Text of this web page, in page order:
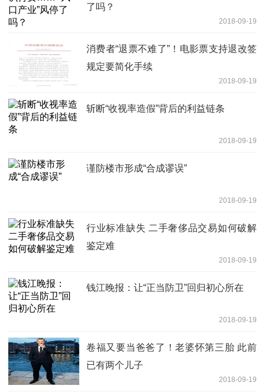
了吗？
2018-09-19
消费者“退票不难了”！电影票支持退改签
规定要简化手续
2018-09-19
斩断“收视率造假”背后的利益链条
2018-09-19
谨防楼市形成“合成谬误”
2018-09-19
行业标准缺失 二手奢侈品交易如何破解
鉴定难
2018-09-19
钱江晚报：让“正当防卫”回归初心所在
2018-09-19
卷福又要当爸爸了！老婆怀第三胎 此前
已有两个儿子
2018-09-19